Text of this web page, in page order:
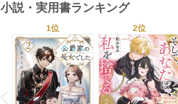
小説・実用書ランキング
P
r
e
v
i
o
u
s
1位 2位